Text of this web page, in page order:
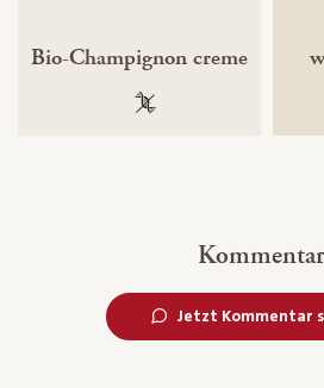
Bio-Champignon creme
100 % gentechnikfrei
Jetzt Kommentar